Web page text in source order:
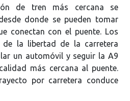
de tren más cercana se
donde se pueden tomar
conectan con el puente. Los
la libertad de la carretera
un automóvil y seguir la A9
más cercana al puente.
por carretera conduce